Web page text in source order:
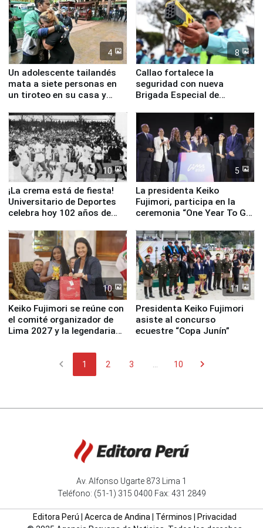
4
Un adolescente tailandés
mata a siete personas en
un tiroteo en su casa y
8
Callao fortalece la
seguridad con nueva
Brigada Especial de
equipamiento para
Serenazgo
10
¡La crema está de fiesta!
Universitario de Deportes
celebra hoy 102 años de
5
La presidenta Keiko
Fujimori, participa en la
ceremonia “One Year To Go
10
Keiko Fujimori se reúne con
el comité organizador de
Lima 2027 y la legendaria
11
Presidenta Keiko Fujimori
asiste al concurso
ecuestre “Copa Junín”
chevron_left 1 2 3 10 chevron_right
Av. Alfonso Ugarte 873 Lima 1
Teléfono: (51-1) 315 0400 Fax: 431 2849
Editora Perú Acerca de Andina| Términos
Privacidad